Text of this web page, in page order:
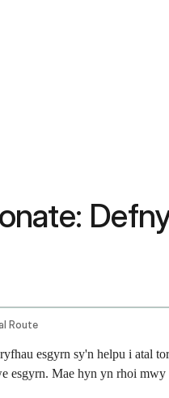
Route
esgyrn sy'n helpu i atal
esgyrn. Mae hyn yn rhoi